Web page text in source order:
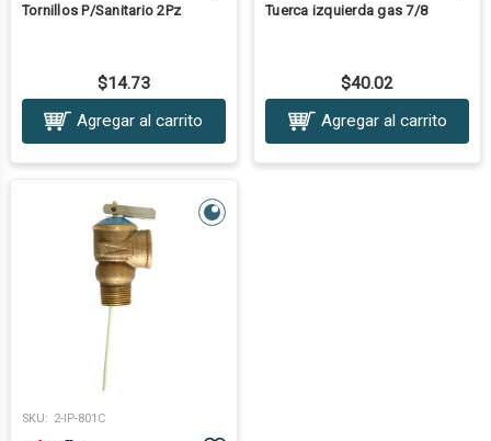
Tornillos P/Sanitario 2Pz
$14.73
Agregar al carrito
Tuerca izquierda gas 7/8
$40.02
Agregar al carrito
SKU: 2-IP-801C